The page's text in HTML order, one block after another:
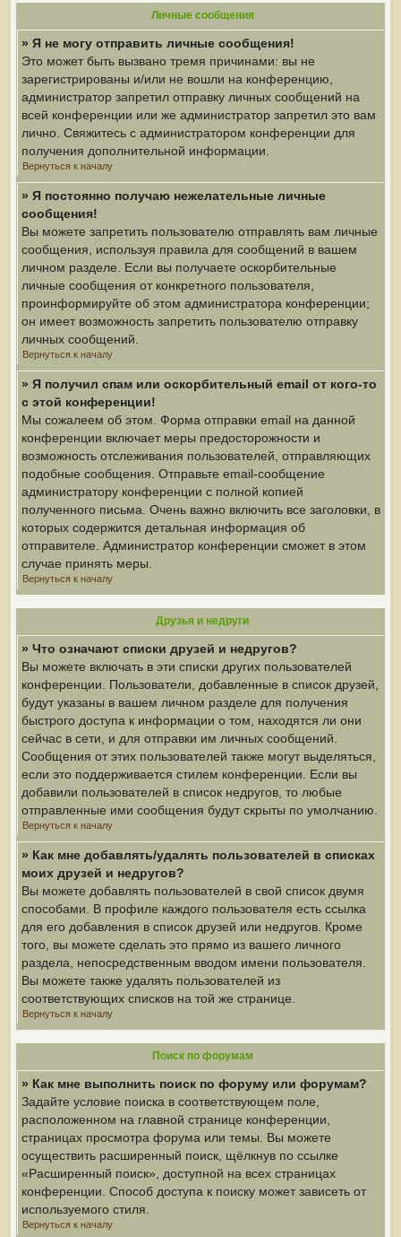
Личные сообщения
» Я не могу отправить личные сообщения!
Это может быть вызвано тремя причинами: вы не
зарегистрированы и/или не вошли на конференцию,
администратор запретил отправку личных сообщений на
всей конференции или же администратор запретил это вам
лично. Свяжитесь с администратором конференции для
получения дополнительной информации.
Вернуться к началу
» Я постоянно получаю нежелательные личные
сообщения!
Вы можете запретить пользователю отправлять вам личные
сообщения, используя правила для сообщений в вашем
личном разделе. Если вы получаете оскорбительные
личные сообщения от конкретного пользователя,
проинформируйте об этом администратора конференции;
он имеет возможность запретить пользователю отправку
личных сообщений.
Вернуться к началу
» Я получил спам или оскорбительный email от кого-то
с этой конференции!
Мы сожалеем об этом. Форма отправки email на данной
конференции включает меры предосторожности и
возможность отслеживания пользователей, отправляющих
подобные сообщения. Отправьте email-сообщение
администратору конференции с полной копией
полученного письма. Очень важно включить все заголовки, в
которых содержится детальная информация об
отправителе. Администратор конференции сможет в этом
случае принять меры.
Вернуться к началу
Друзья и недруги
» Что означают списки друзей и недругов?
Вы можете включать в эти списки других пользователей
конференции. Пользователи, добавленные в список друзей,
будут указаны в вашем личном разделе для получения
быстрого доступа к информации о том, находятся ли они
сейчас в сети, и для отправки им личных сообщений.
Сообщения от этих пользователей также могут выделяться,
если это поддерживается стилем конференции. Если вы
добавили пользователей в список недругов, то любые
отправленные ими сообщения будут скрыты по умолчанию.
Вернуться к началу
» Как мне добавлять/удалять пользователей в списках
моих друзей и недругов?
Вы можете добавлять пользователей в свой список двумя
способами. В профиле каждого пользователя есть ссылка
для его добавления в список друзей или недругов. Кроме
того, вы можете сделать это прямо из вашего личного
раздела, непосредственным вводом имени пользователя.
Вы можете также удалять пользователей из
соответствующих списков на той же странице.
Вернуться к началу
Поиск по форумам
» Как мне выполнить поиск по форуму или форумам?
Задайте условие поиска в соответствующем поле,
расположенном на главной странице конференции,
страницах просмотра форума или темы. Вы можете
осуществить расширенный поиск, щёлкнув по ссылке
«Расширенный поиск», доступной на всех страницах
конференции. Способ доступа к поиску может зависеть от
используемого стиля.
Вернуться к началу